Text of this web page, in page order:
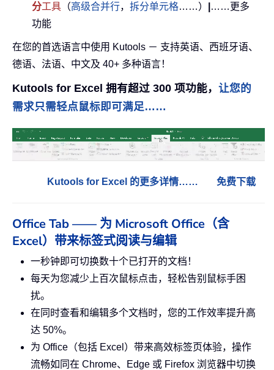
分工具 （高级合并行， 拆分单元格……）
……更多
功能
在您的首选语言中使用 Kutools － 支持英语、西班牙语、
德语、法语、中文及 40+ 多种语言！
Kutools for Excel 拥有超过 300 项功能， 让您的
需求只需轻点鼠标即可满足……
Kutools for Excel 的更多详情…… 免费下载
Office Tab —— 为 Microsoft Office（含
Excel）带来标签式阅读与编辑
一秒钟即可切换数十个已打开的文档！
每天为您减少上百次鼠标点击，轻松告别鼠标手困
扰。
在同时查看和编辑多个文档时，您的工作效率提升高
达 50%。
为 Office（包括 Excel）带来高效标签页体验，操作
流畅如同在 Chrome、Edge 或 Firefox 浏览器中切换